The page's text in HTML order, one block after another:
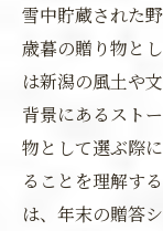
雪中貯蔵された
歳暮の贈り物と
は新潟の風土や
背景にあるスト
物として選ぶ際
ることを理解す
は、年末の贈答